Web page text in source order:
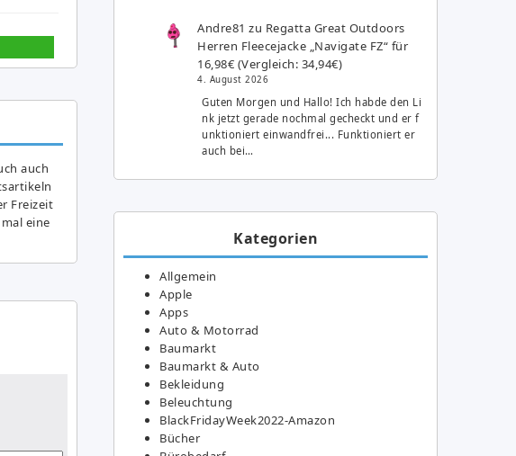
auch
Freizeit
eine
Andre81 zu Regatta Great Outdoors
Herren Fleecejacke „Navigate FZ“ für
16,98€ (Vergleich: 34,94€)
4. August 2026
Guten Morgen und Hallo! Ich habde den Li
nk jetzt gerade nochmal gecheckt und er f
unktioniert einwandfrei... Funktioniert er
auch bei…
Kategorien
Allgemein
Apple
Apps
Auto & Motorrad
Baumarkt
Baumarkt & Auto
Bekleidung
Beleuchtung
BlackFridayWeek2022-Amazon
Bücher